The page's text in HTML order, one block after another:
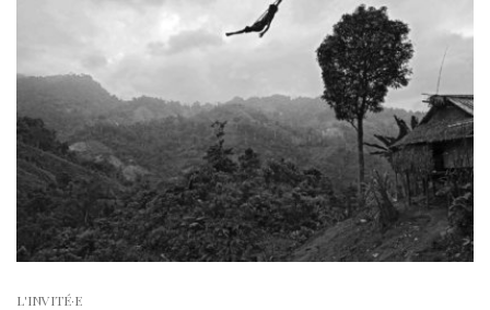
L'INVITÉ·E